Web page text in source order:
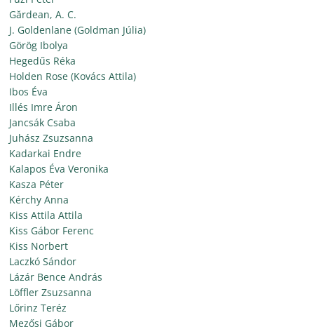
Gărdean, A. C.
J. Goldenlane (Goldman Júlia)
Görög Ibolya
Hegedűs Réka
Holden Rose (Kovács Attila)
Ibos Éva
Illés Imre Áron
Jancsák Csaba
Juhász Zsuzsanna
Kadarkai Endre
Kalapos Éva Veronika
Kasza Péter
Kérchy Anna
Kiss Attila Attila
Kiss Gábor Ferenc
Kiss Norbert
Laczkó Sándor
Lázár Bence András
Löffler Zsuzsanna
Lőrinz Teréz
Mezősi Gábor